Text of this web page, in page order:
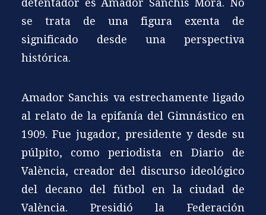
detentador es Amador Sanchis Mora. No
se trata de una figura exenta de
significado desde una perspectiva
histórica.
Amador Sanchis va estrechamente ligado
al relato de la epifanía del Gimnástico en
1909. Fue jugador, presidente y desde su
púlpito, como periodista en Diario de
València, creador del discurso ideológico
del decano del fútbol en la ciudad de
València. Presidió la Federación